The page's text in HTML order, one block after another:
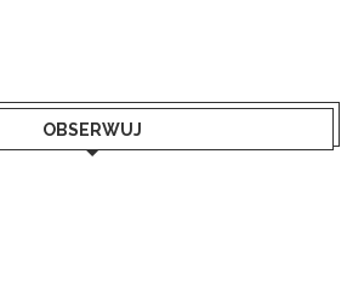
OBSERWUJ